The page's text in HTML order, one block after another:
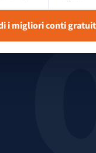
i migliori conti